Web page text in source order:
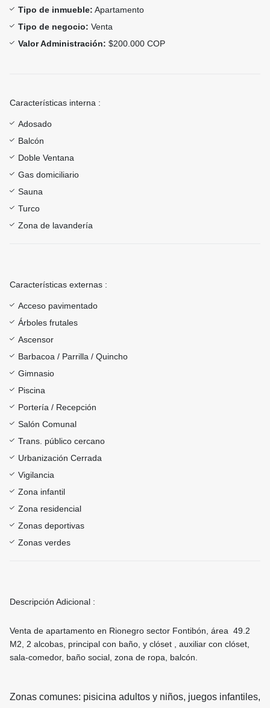
Tipo de inmueble: Apartamento
Tipo de negocio: Venta
Valor Administración: $200.000 COP
Características interna :
Adosado
Balcón
Doble Ventana
Gas domiciliario
Sauna
Turco
Zona de lavandería
Características externas :
Acceso pavimentado
Árboles frutales
Ascensor
Barbacoa / Parrilla / Quincho
Gimnasio
Piscina
Portería / Recepción
Salón Comunal
Trans. público cercano
Urbanización Cerrada
Vigilancia
Zona infantil
Zona residencial
Zonas deportivas
Zonas verdes
Descripción Adicional :
Venta de apartamento en Rionegro sector Fontibón, área 49.2
M2, 2 alcobas, principal con baño, y clóset , auxiliar con clóset,
sala-comedor, baño social, zona de ropa, balcón.
Zonas comunes: pisicina adultos y niños, juegos infantiles,